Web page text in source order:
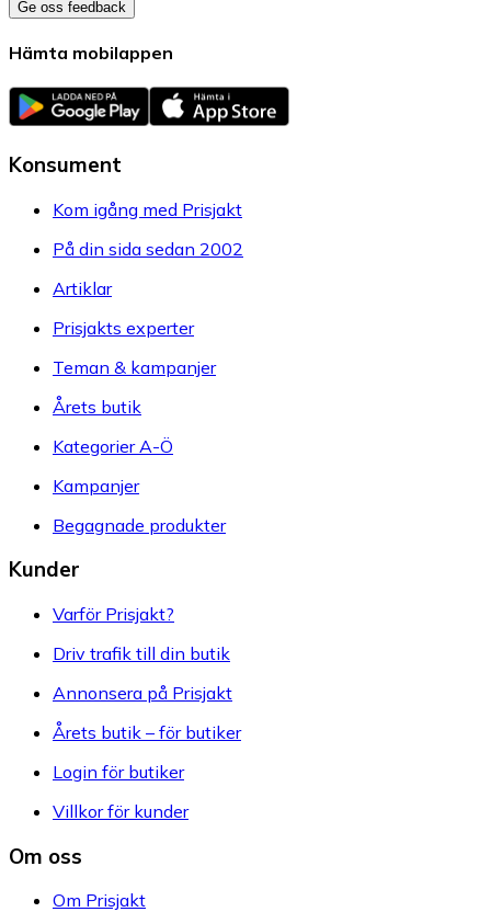
Ge oss feedback
Hämta mobilappen
Konsument
Kom igång med Prisjakt
På din sida sedan 2002
Artiklar
Prisjakts experter
Teman & kampanjer
Årets butik
Kategorier A-Ö
Kampanjer
Begagnade produkter
Kunder
Varför Prisjakt?
Driv trafik till din butik
Annonsera på Prisjakt
Årets butik – för butiker
Login för butiker
Villkor för kunder
Om oss
Om Prisjakt